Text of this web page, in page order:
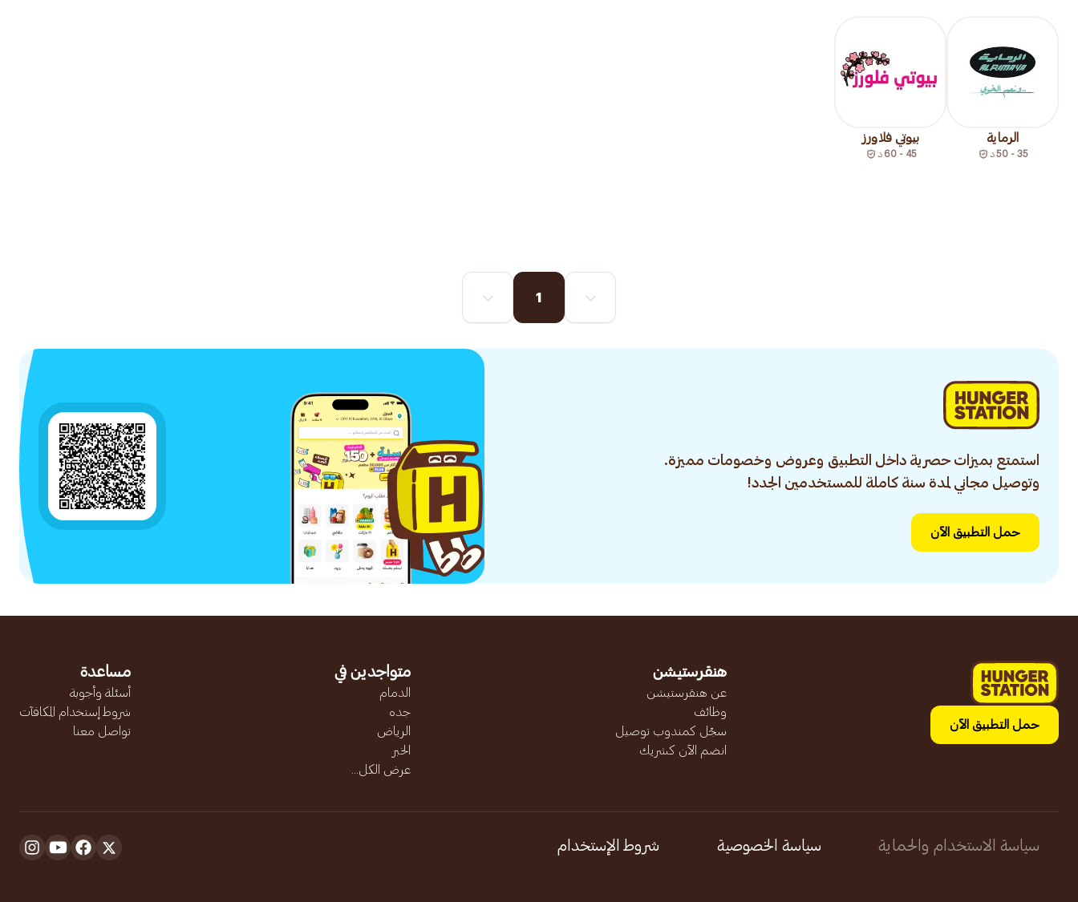
الرماية
35 - 50 د
بيوتي فلاورز
45 - 60 د
1
استمتع بميزات حصرية داخل التطبيق وعروض وخصومات مميزة.
وتوصيل مجاني لمدة سنة كاملة للمستخدمين الجدد!
حمل التطبيق الآن
حمل التطبيق الآن
هنقرستيشن
عن هنقرستيشن
وظائف
سجّل كمندوب توصيل
انضم الآن كشريك
متواجدين في
الدمام
جده
الرياض
الخبر
عرض الكل...
مساعدة
أسئلة وأجوبة
شروط إستخدام المكافآت
تواصل معنا
سياسة الاستخدام والحماية سياسة الخصوصية شروط الإستخدام